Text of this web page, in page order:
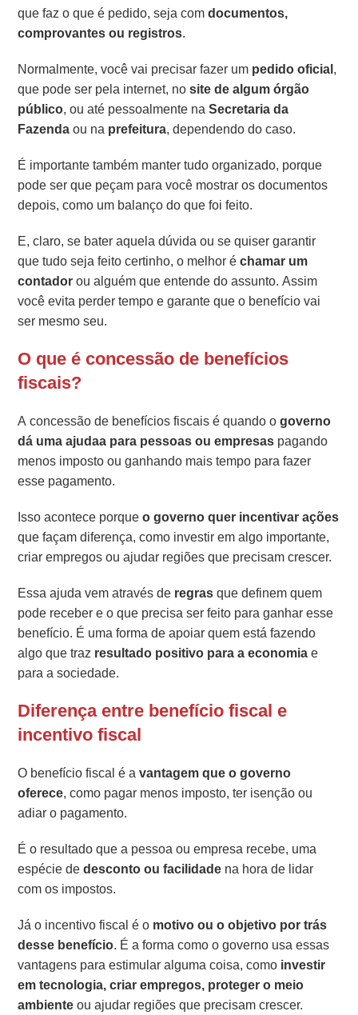
que faz o que é pedido, seja comdocumentos,
comprovantes ou registros.
Normalmente, você vai precisar fazer um pedido oficial,
que pode ser pela internet, nosite de algum órgão
público, ou até pessoalmente naSecretaria da
Fazendaou na prefeitura, dependendo do caso.
É importante também manter tudo organizado, porque
pode ser que peçam para você mostrar os documentos
depois, como um balanço do que foi feito.
E, claro, se bater aquela dúvida ou se quiser garantir
que tudo seja feito certinho, o melhor échamar um
contadorou alguém que entende do assunto. Assim
você evita perder tempo e garante que o benefício vai
ser mesmo seu.
O que é concessão de benefícios
fiscais?
A concessão de benefícios fiscais é quando ogoverno
dá uma ajudaa para pessoas ou empresas pagando
menos imposto ou ganhando mais tempo para fazer
esse pagamento.
Isso acontece porqueo governo quer incentivar ações
que façam diferença, como investir em algo importante,
criar empregos ou ajudar regiões que precisam crescer.
Essa ajuda vem através de regrasque definem quem
pode receber e o que precisa ser feito para ganhar esse
benefício. É uma forma de apoiar quem está fazendo
algo que traz resultado positivo para a economiae
para a sociedade.
Diferença entre benefício fiscal e
incentivo fiscal
O benefício fiscal é avantagem que o governo
oferece, como pagar menos imposto, ter isenção ou
adiar o pagamento.
É o resultado que a pessoa ou empresa recebe, uma
espécie dedesconto ou facilidade na hora de lidar
com os impostos.
Já o incentivo fiscal é o motivo ou o objetivo por trás
desse benefício. É a forma como o governo usa essas
vantagens para estimular alguma coisa, como investir
em tecnologia, criar empregos, proteger o meio
ambienteou ajudar regiões que precisam crescer.